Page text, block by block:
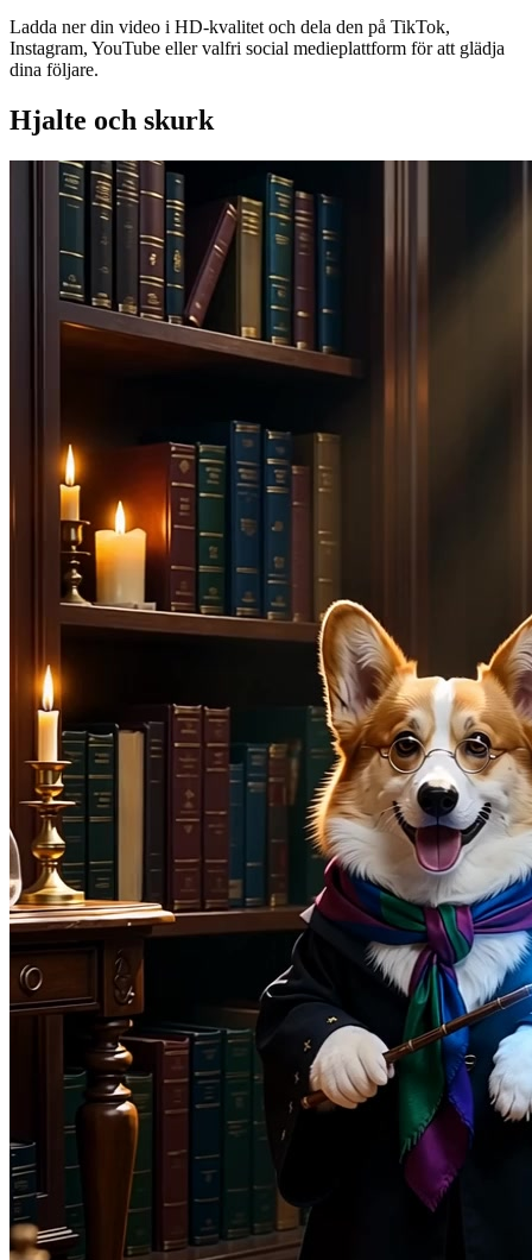
Ladda ner din video i HD-kvalitet och dela den på TikTok,
Instagram, YouTube eller valfri social medieplattform för att glädja
dina följare.
Hjalte och skurk